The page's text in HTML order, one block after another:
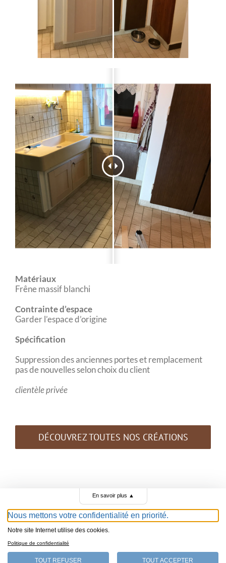
Matériaux
Frêne massif blanchi
Contrainte d’espace
Garder l’espace d’origine
Spécification
Suppression des anciennes portes et remplacement
pas de nouvelles selon choix du client
clientèle privée
DÉCOUVREZ TOUTES NOS CRÉATIONS
Menuiserie Swen Hofmann – 1040 Echallens – +41
79 962 85 51 –
swen.hofmann73@gmail.com
En savoir plus ▲
Nous mettons votre confidentialité en priorité.
Notre site Internet utilise des cookies.
Politique de confidentialité
TOUT REFUSER TOUT ACCEPTER